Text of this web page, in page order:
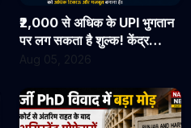
₹2,000 से अधिक के UPI भुगतान
पर लग सकता है शुल्क! केंद्र
सरकार ने संसद में पेश किया नया
Aug 05, 2026